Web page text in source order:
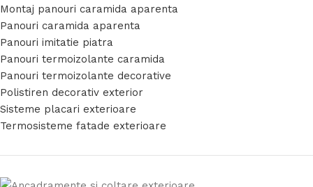
Montaj panouri caramida aparenta
Panouri caramida aparenta
Panouri imitatie piatra
Panouri termoizolante caramida
Panouri termoizolante decorative
Polistiren decorativ exterior
Sisteme placari exterioare
Termosisteme fatade exterioare